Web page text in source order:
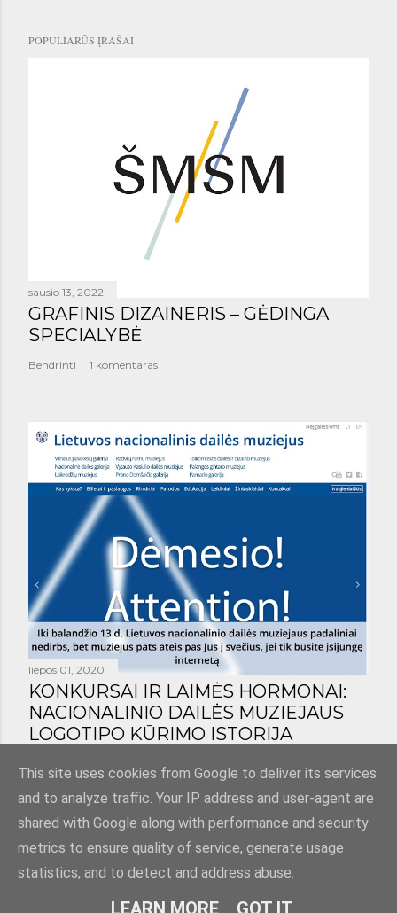
POPULIARŪS ĮRAŠAI
sausio 13, 2022
GRAFINIS DIZAINERIS – GĖDINGA
SPECIALYBĖ
Bendrinti 1 komentaras
liepos 01, 2020
KONKURSAI IR LAIMĖS HORMONAI:
NACIONALINIO DAILĖS MUZIEJAUS
LOGOTIPO KŪRIMO ISTORIJA
Teikia „Blogger“
This site uses cookies from Google to deliver its services
and to analyze traffic. Your IP address and user-agent are
shared with Google along with performance and security
metrics to ensure quality of service, generate usage
statistics, and to detect and address abuse.
LEARN MORE GOT IT